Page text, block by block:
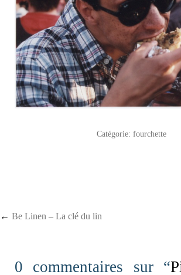
Catégorie: fourchette
Post navigation
← Be Linen – La clé du lin
0 commentaires sur “